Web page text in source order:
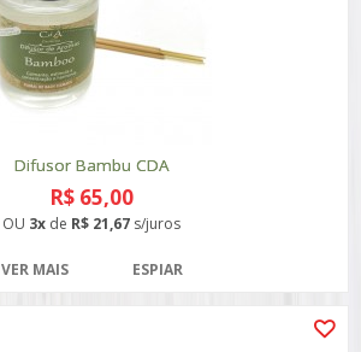
Difusor Bambu CDA
R$ 65,00
OU 3x de R$ 21,67 s/juros
VER MAIS ESPIAR